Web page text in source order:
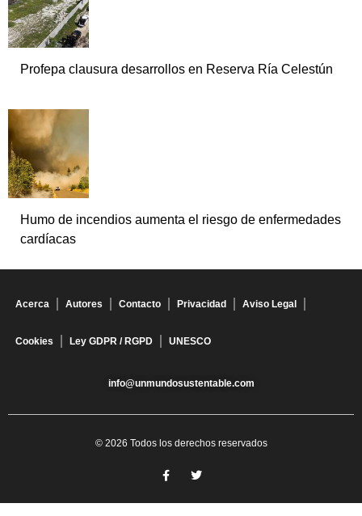
Profepa clausura desarrollos en Reserva Ría Celestún
Humo de incendios aumenta el riesgo de enfermedades
cardíacas
Acerca Autores Contacto Privacidad Aviso Legal
Cookies Ley GDPR / RGPD UNESCO
info@unmundosustentable.com
© 2026 Todos los derechos reservados